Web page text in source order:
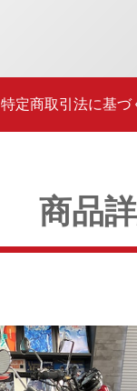
特定商取引法に基づ
商品